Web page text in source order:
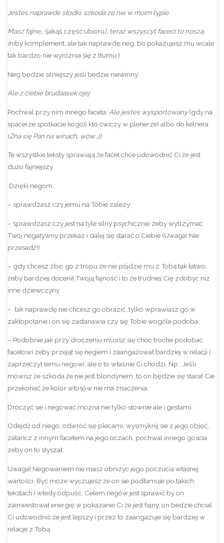
Jestes naprawde słodki, szkoda ze nie w moim typie
Masz fajne… (jakąś część ubioru), teraz wszyscyt faceci to noszą
(niby komplement, ale tak naprawdę neg, bo pokazujesz mu wcale
tak bardzo nie wyróżnia się z tłumu )
Neg będzie silniejszy jesli bedzie niewinny:
Ale z ciebie brudaasek ojej
Pochwal przy nim innego faceta: Ale jestes wysportowany(gdy na
spacerze spotkacie kogoś kto ćwiczy w plenerze) albo do kelnera
(Zna się Pan na winach, wow J)
Te wszystkie teksty sprawiają że facet chce udowodnić Ci że jest
dużo fajniejszy.
Dzięki negom :
– sprawdzasz czy jemu na Tobie zalezy
– sprawdzasz czy jest na tyle silny psychicznie zeby wytrzymac
Twój negatywny przekaz i dalej się starać o Ciebie (Uwaga! Nie
przesadź!)
– gdy chcesz zbic go z tropu ze nie pójdzie mu z Tobą tak łatwo,
żeby bardziej docenił Twoją fajność i to że trudniej Cię zdobyc niz
inne dziewczyny
– tak naprawdę nie chcesz go obrazić, tylko wprawiasz go w
zakłopotanie i on się zastanawia czy się Tobie wogóle podoba.
– Podobnie jak przy droczeniu musisz się choc troche podobac
facetowi zeby przejął się negiem i zaangażował bardziej w relacji i
zaprzeczył temu negowi, ale o to właśnie Ci chodzi. Np.. Jeśli
mówisz że szkoda że nie jest blondynem, to on będzie się starał Cie
przekonać że kolor włosów nie ma znaczenia.
Droczyć sie i negować mozna nie tylko słownie ale i gestami:
Odejdź od niego, odwróć się plecami, wysmyknij sie z jego objęć,
zatancz z innym facetem na jego oczach, pochwal innego goscia
zeby on to słyszał.
Uwaga! Negowaniem nie masz obniżyc jego poczucia własnej
wartości. Być moze wyczujesz że on sie podłamuje po takich
tekstach i wtedy odpuść. Celem negów jest sprawić by on
zainwestował energię w pokazanie Ci że jest fajny, on bedzie chcial
Ci udowodnić że jest lepszy i przez to zaangazuje się bardziej w
relacje z Tobą.